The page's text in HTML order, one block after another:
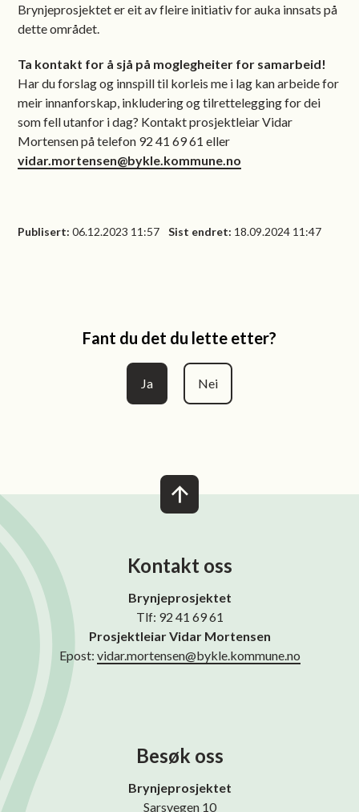
Brynjeprosjektet er eit av fleire initiativ for auka innsats på
dette området.
Ta kontakt for å sjå på moglegheiter for samarbeid!
Har du forslag og innspill til korleis me i lag kan arbeide for
meir innanforskap, inkludering og tilrettelegging for dei
som fell utanfor i dag? Kontakt prosjektleiar Vidar
Mortensen på telefon 92 41 69 61 eller
vidar.mortensen@bykle.kommune.no
Publisert 06.12.2023 11:57 Sist endret 18.09.2024 11:47
Fant du det du lette etter?
Ja Nei
Kontakt oss
Brynjeprosjektet
Tlf: 92 41 69 61
Prosjektleiar Vidar Mortensen
Epost: vidar.mortensen@bykle.kommune.no
Besøk oss
Brynjeprosjektet
Sarsvegen 10